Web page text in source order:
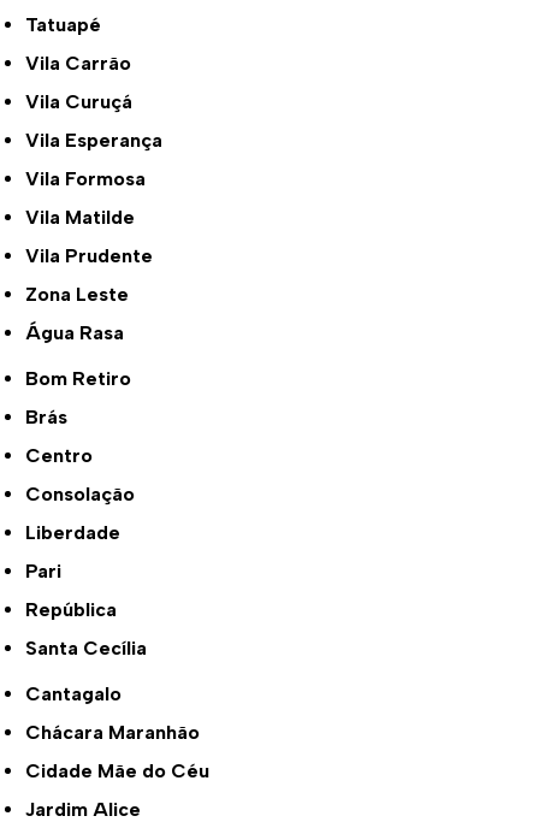
Tatuapé
Vila Carrão
Vila Curuçá
Vila Esperança
Vila Formosa
Vila Matilde
Vila Prudente
Zona Leste
Água Rasa
Bom Retiro
Brás
Centro
Consolação
Liberdade
Pari
República
Santa Cecília
Cantagalo
Chácara Maranhão
Cidade Mãe do Céu
Jardim Alice